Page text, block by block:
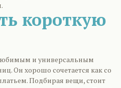
короткую
и универсальным
Он хорошо сочетается как со
Подбирая вещи, стоит